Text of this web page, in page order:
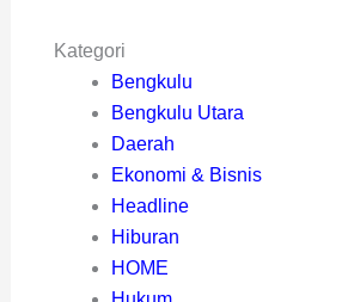
Kategori
Bengkulu
Bengkulu Utara
Daerah
Ekonomi & Bisnis
Headline
Hiburan
HOME